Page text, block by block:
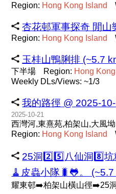
Region: Hong Kong Island
杏花邨軍事探奇 閒山
Region: Hong Kong Island
玉桂山鴨脷排 (~5.7
下半場 Region: Hong Kong
Weekly DLs/Views: ~1/3
我的路徑 @ 2025-
2025-10-21
西灣河,東熹苑,柏架山,大風
Region: Hong Kong Island
25洞2️⃣5️⃣八仙洞8️⃣
🧹皮蟲小隊🐛🐸。
耀東邨➡️柏架山橫山徑➡️25